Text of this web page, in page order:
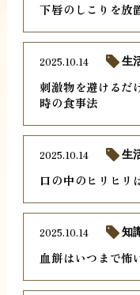
下唇のしこりを放
刺激物を避けるだ
時の食事法
2025.10.14 生
口の中のヒリヒリ
2025.10.14 生
血餅はいつまで怖
2025.10.14 知